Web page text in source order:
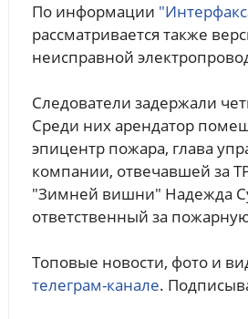
По информации
рассматривается также
неисправной
Следователи задержали
Среди них арендатор
эпицентр пожара, глава
компании, отвечавшей за
"Зимней вишни" Надежда
ответственный за
Топовые новости, фото и
телеграм-канале.